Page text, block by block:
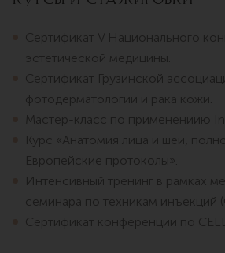
Сертификат V Национального
эстетической медицины.
Сертификат Грузинской
фотодерматологии и рака кожи.
Мастер-класс по применениию
Курс «Анатомия лица и шеи,
Европейские протоколы».
Интенсивный тренинг в рамках
семинара по техникам инъекций
Сертификат конференции по